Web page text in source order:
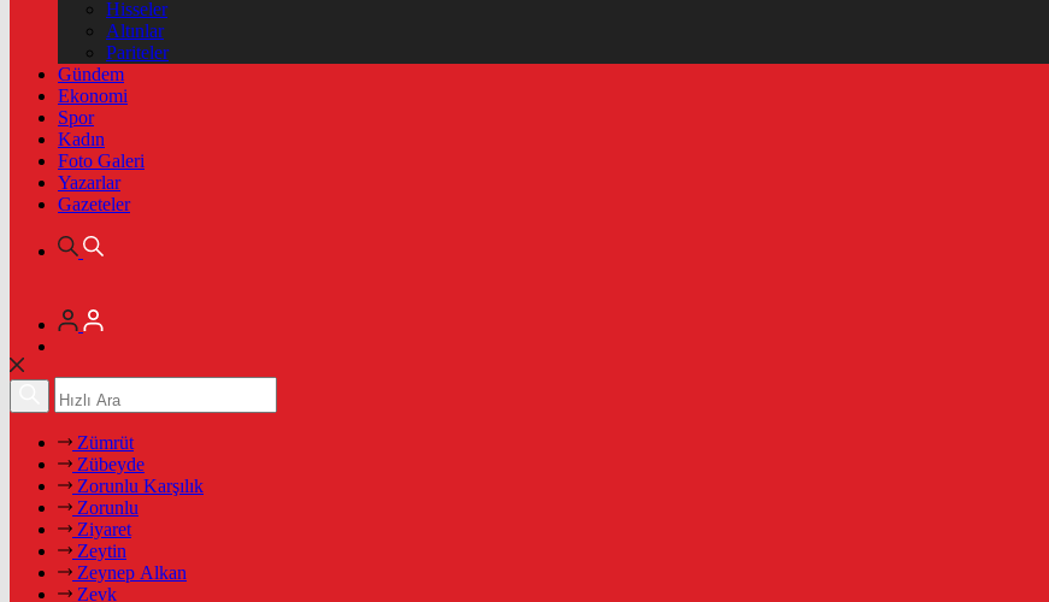
Hisseler
Altınlar
Pariteler
Gündem
Ekonomi
Spor
Kadın
Foto Galeri
Yazarlar
Gazeteler
Zümrüt
Zübeyde
Zorunlu Karşılık
Zorunlu
Ziyaret
Zeytin
Zeynep Alkan
Zevk